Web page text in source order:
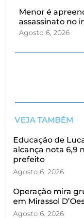
Menor é
assassinato no
Agosto 6, 2026
VEJA TAMBÉM
Educação de
alcança nota 6,9
prefeito
Agosto 6, 2026
Operação mira
em Mirassol
Agosto 6, 2026